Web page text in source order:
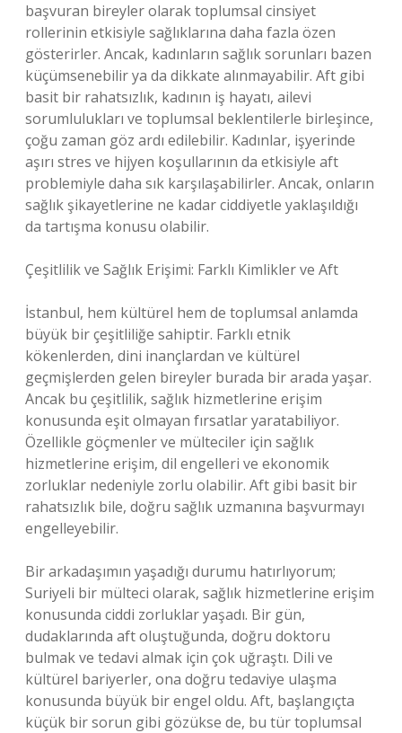
başvuran bireyler olarak toplumsal cinsiyet
rollerinin etkisiyle sağlıklarına daha fazla özen
gösterirler. Ancak, kadınların sağlık sorunları bazen
küçümsenebilir ya da dikkate alınmayabilir. Aft gibi
basit bir rahatsızlık, kadının iş hayatı, ailevi
sorumlulukları ve toplumsal beklentilerle birleşince,
çoğu zaman göz ardı edilebilir. Kadınlar, işyerinde
aşırı stres ve hijyen koşullarının da etkisiyle aft
problemiyle daha sık karşılaşabilirler. Ancak, onların
sağlık şikayetlerine ne kadar ciddiyetle yaklaşıldığı
da tartışma konusu olabilir.
Çeşitlilik ve Sağlık Erişimi: Farklı Kimlikler ve Aft
İstanbul, hem kültürel hem de toplumsal anlamda
büyük bir çeşitliliğe sahiptir. Farklı etnik
kökenlerden, dini inançlardan ve kültürel
geçmişlerden gelen bireyler burada bir arada yaşar.
Ancak bu çeşitlilik, sağlık hizmetlerine erişim
konusunda eşit olmayan fırsatlar yaratabiliyor.
Özellikle göçmenler ve mülteciler için sağlık
hizmetlerine erişim, dil engelleri ve ekonomik
zorluklar nedeniyle zorlu olabilir. Aft gibi basit bir
rahatsızlık bile, doğru sağlık uzmanına başvurmayı
engelleyebilir.
Bir arkadaşımın yaşadığı durumu hatırlıyorum;
Suriyeli bir mülteci olarak, sağlık hizmetlerine erişim
konusunda ciddi zorluklar yaşadı. Bir gün,
dudaklarında aft oluştuğunda, doğru doktoru
bulmak ve tedavi almak için çok uğraştı. Dili ve
kültürel bariyerler, ona doğru tedaviye ulaşma
konusunda büyük bir engel oldu. Aft, başlangıçta
küçük bir sorun gibi gözükse de, bu tür toplumsal